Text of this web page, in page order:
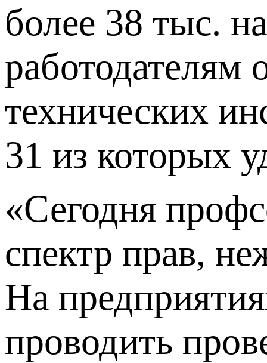
более 38 тыс.
работодателям
технических
31 из которых
«Сегодня
спектр прав,
На
проводить